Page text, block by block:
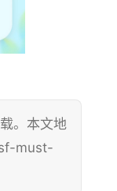
。本文地
must-